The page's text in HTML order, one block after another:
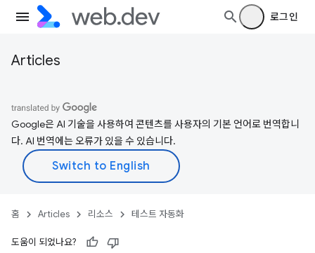
로그인
Articles
Google은 AI 기술을 사용하여 콘텐츠를 사용자의 기본 언어로 번역합니
다. AI 번역에는 오류가 있을 수 있습니다.
홈 Articles 리소스 테스트 자동화
도움이 되었나요?